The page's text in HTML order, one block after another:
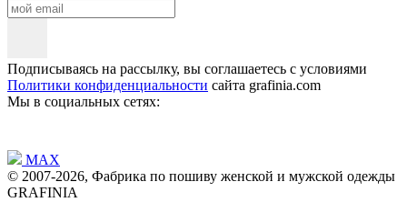
Подписываясь на рассылку, вы соглашаетесь с условиями
Политики конфиденциальности сайта grafinia.com
Мы в социальных сетях:
MAX
© 2007-2026, Фабрика по пошиву женской и мужской одежды
GRAFINIA